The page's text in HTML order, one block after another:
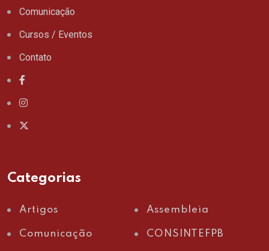
Comunicação
Cursos / Eventos
Contato
Categorias
Artigos Assembleia
Comunicação CONSINTEFPB